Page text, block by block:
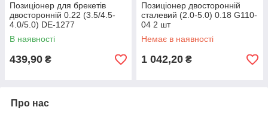
Позиціонер для брекетів
двосторонній 0.22 (3.5/4.5-
4.0/5.0) DE-1277
В наявності
439,90 ₴
Позиціонер двосторонній
сталевий (2.0-5.0) 0.18 G110-
04 2 шт
Немає в наявності
1 042,20 ₴
Про нас